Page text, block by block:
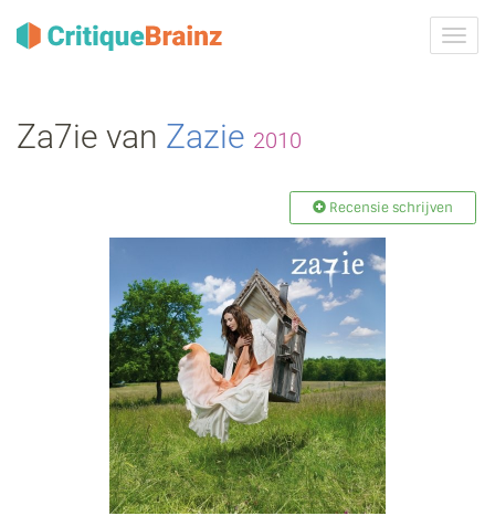
Za7ie van Zazie 2010
Recensie schrijven